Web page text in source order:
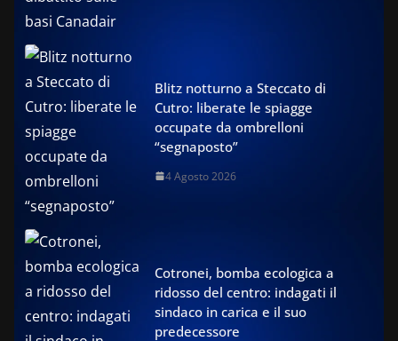
Blitz notturno a Steccato di
Cutro: liberate le spiagge
occupate da ombrelloni
“segnaposto”
4 Agosto 2026
Cotronei, bomba ecologica a
ridosso del centro: indagati il
sindaco in carica e il suo
predecessore